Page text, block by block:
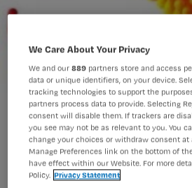
Abonneekorting op congressen
We Care About Your Privacy
We and our889 partners store and access
data or unique identifiers, on your device.
tracking technologies to support the
partners process data to provide. Selecting
consent will disable them. If trackers are
you see may not be as relevant to you. You
change your choices or withdraw consent
Manage Preferences link on the bottom of
have effect within our Website. For more
Policy. Privacy Statement